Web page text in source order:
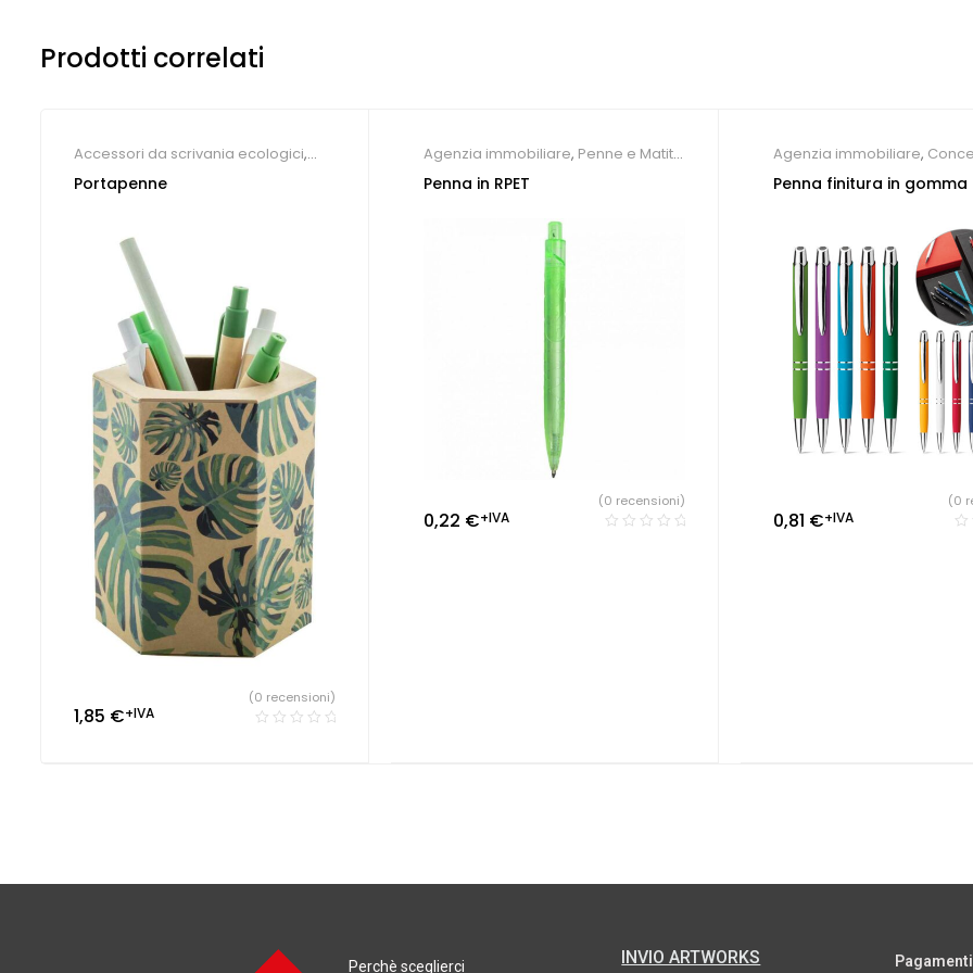
Prodotti correlati
Accessori da scrivania ecologici,
Agenzia immobiliare
Portapenne
1,85 €+IVA
(0 recensioni)
Agenzia immobiliare, Penne e Matite
ecologiche,Penne Personalizzate
Penna in RPET
0,22 €+IVA
(0 recensioni)
Agenzia immobiliare,
auto e meccanici, Farmacie
Penne
Penna finitura in gomma
0,81 €+IVA
(0
Perchè sceglierci INVIO ARTWORKS